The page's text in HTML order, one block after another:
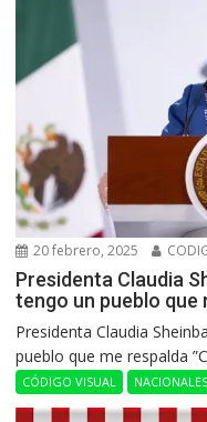
20 febrero, 2025
Presidenta Claudia
tengo un pueblo que
Presidenta Claudia
pueblo que me respalda
CÓDIGO VISUAL NACIONALES